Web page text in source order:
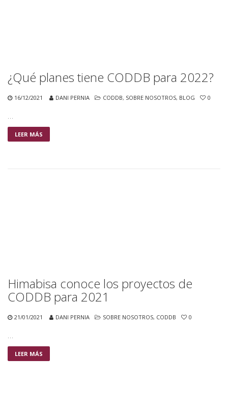
¿Qué planes tiene CODDB para 2022?
16/12/2021 DANI PERNIA CODDB, SOBRE NOSOTROS, BLOG 0
…
LEER MÁS
Himabisa conoce los proyectos de
CODDB para 2021
21/01/2021 DANI PERNIA SOBRE NOSOTROS, CODDB 0
…
LEER MÁS